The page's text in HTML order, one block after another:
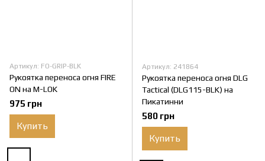
Артикул: FO-GRIP-BLK
Рукоятка переноса огня FIRE
ON на M-LOK
975 грн
Купить
Артикул: 241864
Рукоятка переноса огня DLG
Tactical (DLG115-BLK) на
Пикатинни
580 грн
Купить